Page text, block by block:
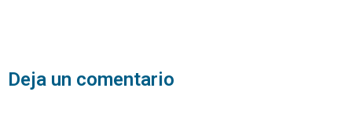
Deja un comentario